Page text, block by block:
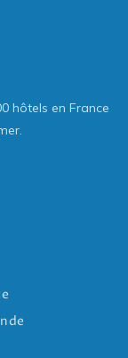
hôtels en France